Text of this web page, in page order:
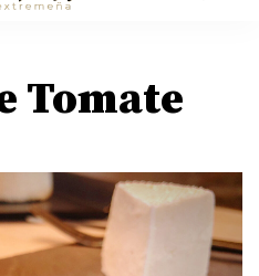
Tomate